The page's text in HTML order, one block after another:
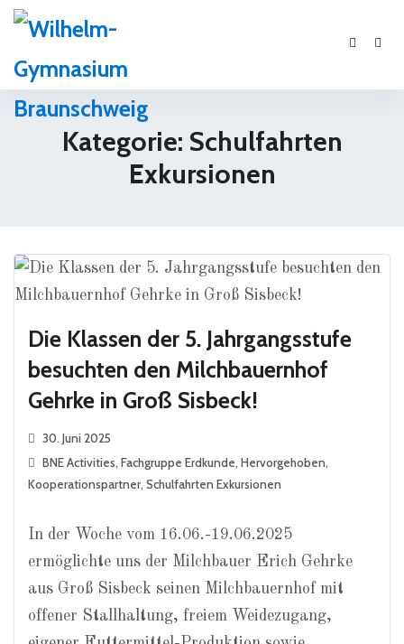
Kategorie: Schulfahrten
Exkursionen
Die Klassen der 5. Jahrgangsstufe
besuchten den Milchbauernhof
Gehrke in Groß Sisbeck!
30. Juni 2025
BNE Activities, Fachgruppe Erdkunde, Hervorgehoben,
Kooperationspartner, Schulfahrten Exkursionen
In der Woche vom 16.06.-19.06.2025
ermöglichte uns der Milchbauer Erich Gehrke
aus Groß Sisbeck seinen Milchbauernhof mit
offener Stallhaltung, freiem Weidezugang,